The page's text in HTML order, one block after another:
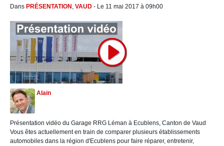
Dans PRÉSENTATION , VAUD - Le 11 mai 2017 à 09h00
Alain
Présentation vidéo du Garage RRG Léman à Ecublens, Canton de Vaud
Vous êtes actuellement en train de comparer plusieurs établissements
automobiles dans la région d'Ecublens pour faire réparer, entretenir,